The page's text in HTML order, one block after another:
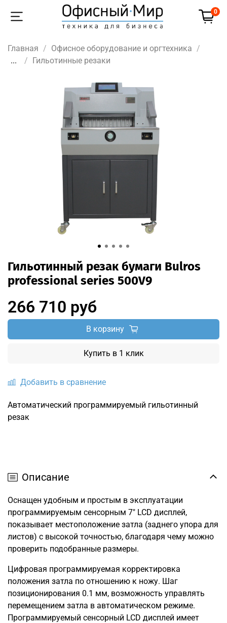
0
Главная
Офисное оборудование и оргтехника
...
Гильотинные резаки
Гильотинный резак бумаги Bulros
professional series 500V9
Добавить в сравнение
266 710 руб
В корзину
Купить в 1 клик
Автоматический программируемый гильотинный
резак
Описание
Оснащен удобным и простым в эксплуатации
программируемым сенсорным 7" LCD дисплей,
показывает местоположение затла (заднего упора для
листов) с высокой точностью, благодаря чему можно
проверить подобранные размеры.
Цифровая программируемая корректировка
положения затла по отношению к ножу. Шаг
позиционирования 0.1 мм, возможность управлять
перемещением затла в автоматическом режиме.
Программируемый сенсорный LCD дисплей имеет